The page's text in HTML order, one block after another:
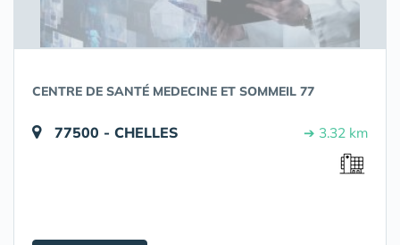
CENTRE DE SANTÉ MEDECINE ET SOMMEIL 77
77500 - CHELLES ➔ 3.32 km